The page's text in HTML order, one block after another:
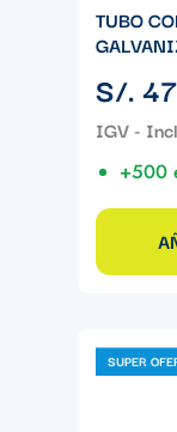
TUBO
Precio
regular
S/.
+500
SUPER